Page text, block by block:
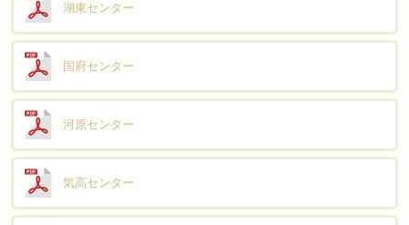
湖東センター
国府センター
河原センター
気高センター